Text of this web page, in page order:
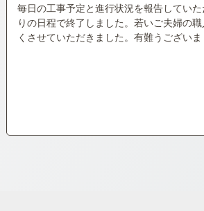
毎日の工事予定と進行状況を報告してい
りの日程で終了しました。若いご夫婦の
くさせていただきました。有難うございま